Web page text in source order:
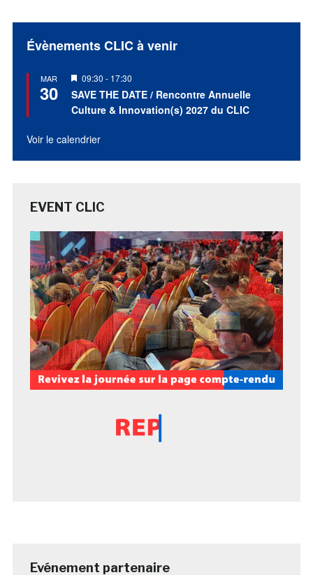
Évènements CLIC à venir
MAR
30
Mis
en
avant
09:30 - 17:30
SAVE THE DATE / Rencontre Annuelle
Culture & Innovation(s) 2027 du CLIC
Voir le calendrier
EVENT CLIC
Evénement partenaire